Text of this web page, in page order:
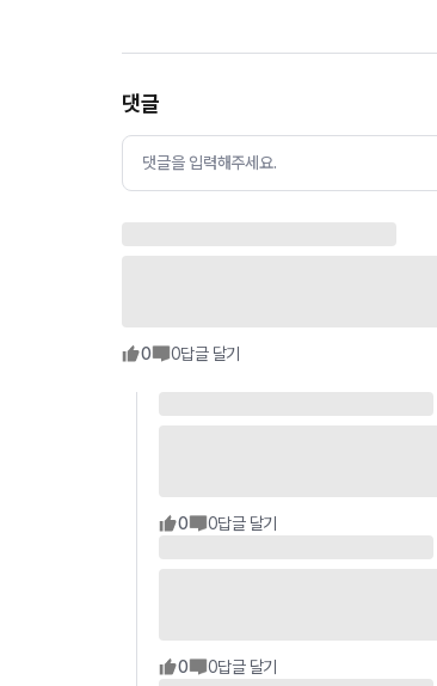
댓글
댓글을 입력해주세요.
0 0답글 달기
0 0답글 달기
0 0답글 달기